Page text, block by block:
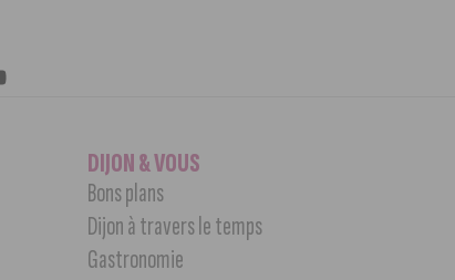
DIJON & VOUS
Bons plans
Dijon à travers le temps
Gastronomie